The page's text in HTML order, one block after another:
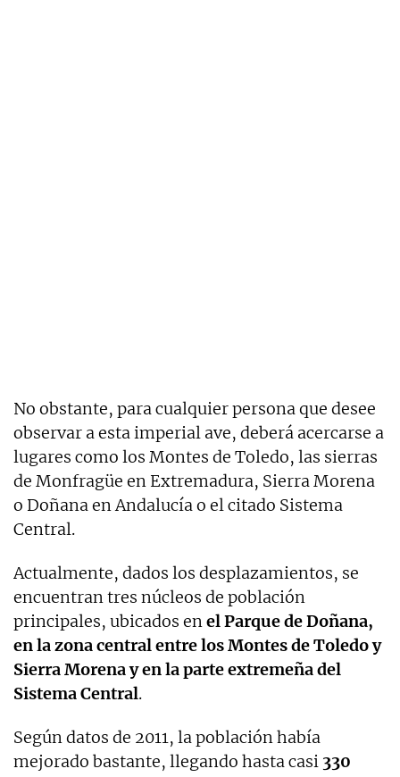
No obstante, para cualquier persona que desee
observar a esta imperial ave, deberá acercarse a
lugares como los Montes de Toledo, las sierras
de Monfragüe en Extremadura, Sierra Morena
o Doñana en Andalucía o el citado Sistema
Central.
Actualmente, dados los desplazamientos, se
encuentran tres núcleos de población
principales, ubicados enel Parque de Doñana,
en la zona central entre los Montes de Toledo y
Sierra Morenay en la parte extremeña del
Sistema Central.
Según datos de 2011, la población había
mejorado bastante, llegando hasta casi 330